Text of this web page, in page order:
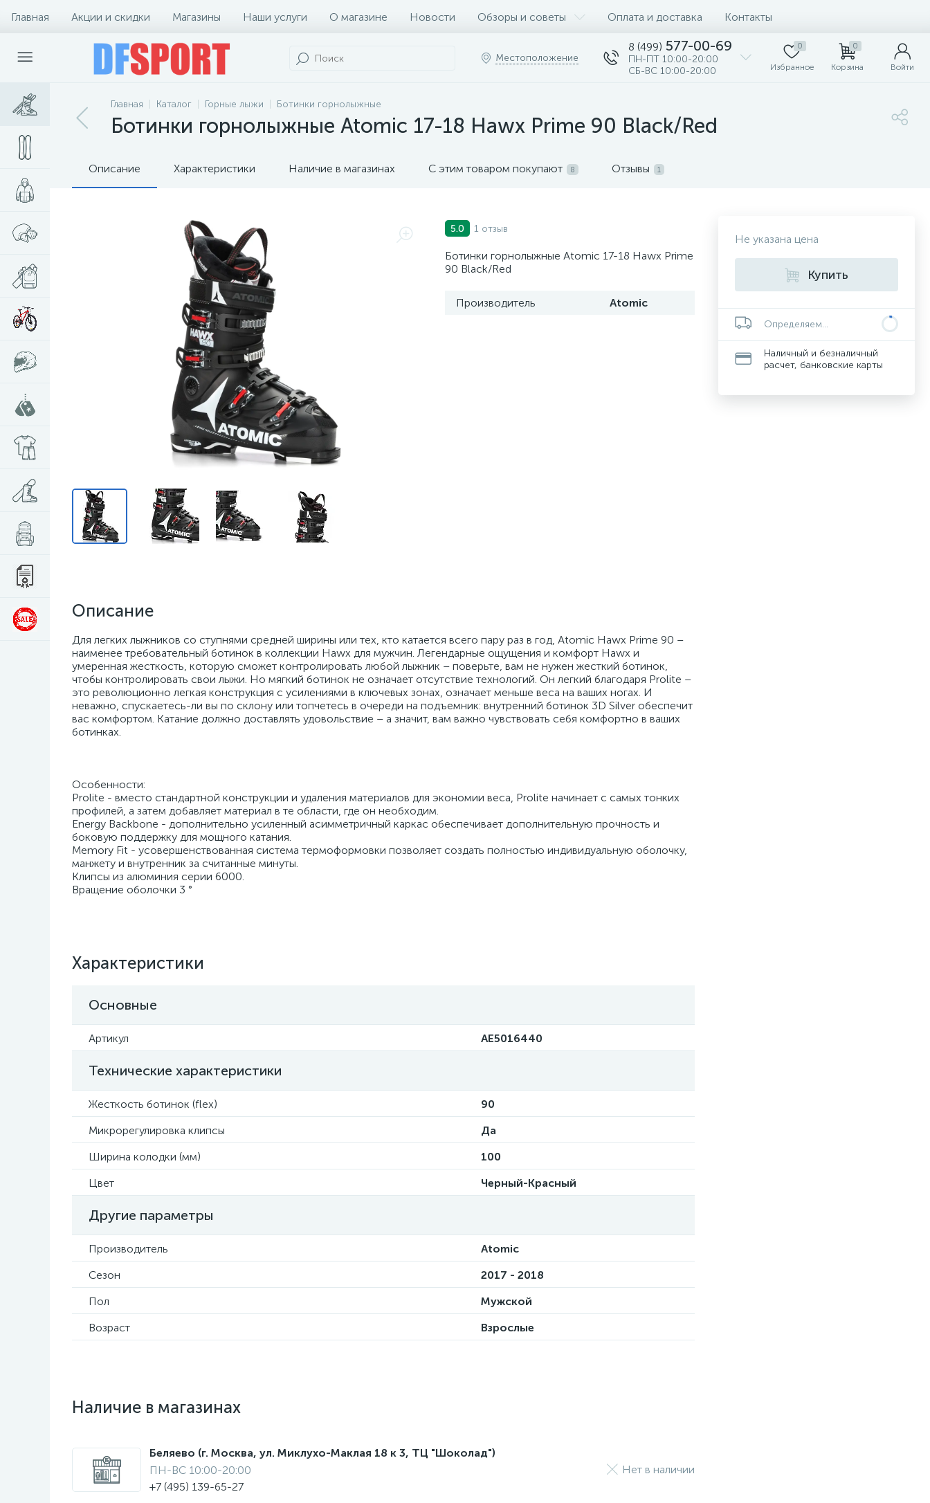
Главная Акции и скидки Магазины Наши услуги О магазине Новости Обзоры и советы Оплата и доставка Контакты
Местоположение
8 (499) 577-00-69
ПН-ПТ 10:00-20:00
СБ-ВС 10:00-20:00
0
Избранное
0
Корзина Войти
Главная Каталог Горные лыжи Ботинки горнолыжные
Ботинки горнолыжные Atomic 17-18 Hawx Prime 90 Black/Red
Описание Характеристики Наличие в магазинах С этим товаром покупают 8 Отзывы 1
5.0 1 отзыв
Ботинки горнолыжные Atomic 17-18 Hawx Prime
90 Black/Red
Производитель Atomic
Описание
Для легких лыжников со ступнями средней ширины или тех, кто катается всего пару раз в год, Atomic Hawx Prime 90 –
наименее требовательный ботинок в коллекции Hawx для мужчин. Легендарные ощущения и комфорт Hawx и
умеренная жесткость, которую сможет контролировать любой лыжник – поверьте, вам не нужен жесткий ботинок,
чтобы контролировать свои лыжи. Но мягкий ботинок не означает отсутствие технологий. Он легкий благодаря Prolite –
это революционно легкая конструкция с усилениями в ключевых зонах, означает меньше веса на ваших ногах. И
неважно, спускаетесь-ли вы по склону или топчетесь в очереди на подъемник: внутренний ботинок 3D Silver обеспечит
вас комфортом. Катание должно доставлять удовольствие – а значит, вам важно чувствовать себя комфортно в ваших
ботинках.
Особенности:
Prolite - вместо стандартной конструкции и удаления материалов для экономии веса, Prolite начинает с самых тонких
профилей, а затем добавляет материал в те области, где он необходим.
Energy Backbone - дополнительно усиленный асимметричный каркас обеспечивает дополнительную прочность и
боковую поддержку для мощного катания.
Memory Fit - усовершенствованная система термоформовки позволяет создать полностью индивидуальную оболочку,
манжету и внутренник за считанные минуты.
Клипсы из алюминия серии 6000.
Вращение оболочки 3 °
Характеристики
Основные
Артикул AE5016440
Технические характеристики
Жесткость ботинок (flex)
90
Микрорегулировка клипсы
Да
Ширина колодки (мм)
100
Цвет
Черный-Красный
Другие параметры
Производитель
Atomic
Сезон
2017 - 2018
Пол
Мужской
Возраст
Взрослые
Наличие в магазинах
Беляево (г. Москва, ул. Миклухо-Маклая 18 к 3, ТЦ "Шоколад")
ПН-ВС 10:00-20:00
+7 (495) 139-65-27
Нет в наличии
Не указана цена
Купить
Определяем...
Наличный и безналичный
расчет, банковские карты